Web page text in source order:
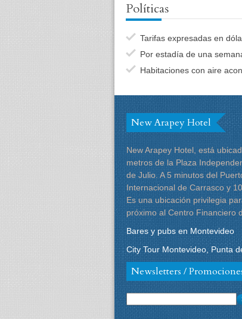
Políticas
Tarifas expresadas en
Por estadía de una
Habitaciones con aire
New Arapey Hotel
New Arapey Hotel, está
metros de la Plaza
de Julio. A 5 minutos del
Internacional de Carrasco y
Es una ubicación privilegia
próximo al Centro Financiero
Bares y pubs en Montevideo
City Tour Montevideo, Punta
Newsletters /